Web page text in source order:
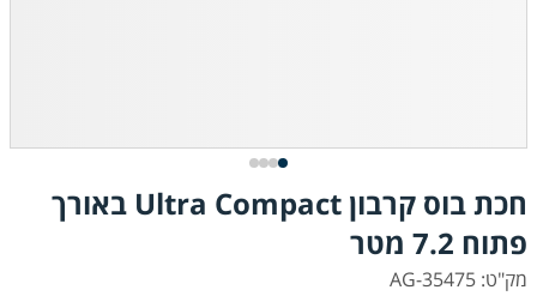
חכת בוס קרבון Ultra Compact באורך
פתוח 7.2 מטר
מק"ט: AG-35475